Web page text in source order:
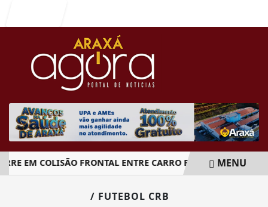
EM COLISÃO FRONTAL ENTRE CARRO E CAMINHÃO NA
MENU
/ FUTEBOL CRB